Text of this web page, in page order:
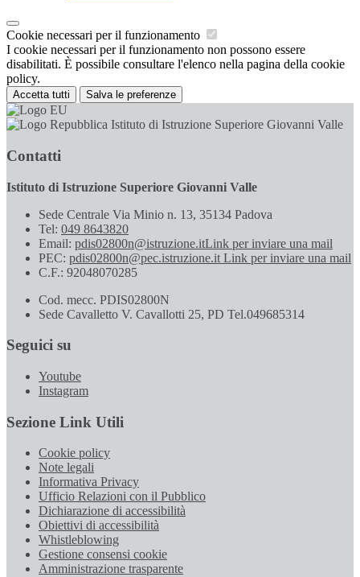
Cookie necessari per il funzionamento
I cookie necessari per il funzionamento non possono essere
disabilitati. È possibile consultare l'elenco nella pagina della cookie
policy.
Accetta tutti Salva le preferenze
Istituto di Istruzione Superiore Giovanni Valle
Contatti
Istituto di Istruzione Superiore Giovanni Valle
Sede Centrale Via Minio n. 13, 35134 Padova
Tel: 049 8643820
Email: pdis02800n@istruzione.itLink per inviare una mail
PEC: pdis02800n@pec.istruzione.it Link per inviare una mail
C.F.: 92048070285
Cod. mecc. PDIS02800N
Sede Cavalletto V. Cavallotti 25, PD Tel.049685314
Seguici su
Youtube
Instagram
Sezione Link Utili
Cookie policy
Note legali
Informativa Privacy
Ufficio Relazioni con il Pubblico
Dichiarazione di accessibilità
Obiettivi di accessibilità
Whistleblowing
Gestione consensi cookie
Amministrazione trasparente